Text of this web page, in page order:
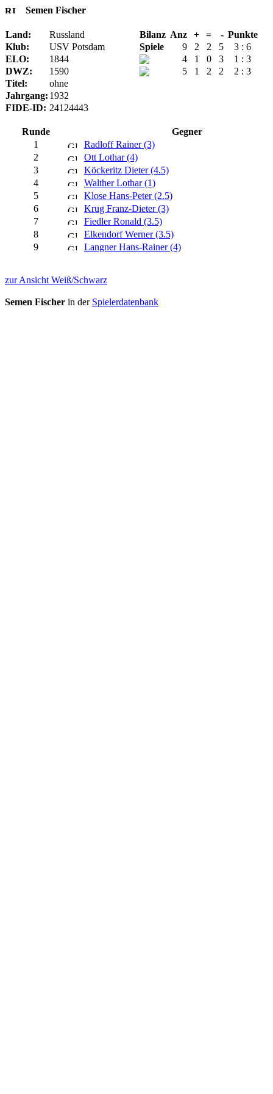
Semen Fischer
Land: Russland Bilanz Anz + = - Punkte
Klub:
USV Potsdam Spiele 9 2 2 5
3 : 6
ELO:
1844 4 1 0 3
1 : 3
DWZ:
1590 5 1 2 2
2 : 3
Titel:
ohne
Jahrgang: 1932
FIDE-ID: 24124443
Runde
Gegner
1
Radloff Rainer (3)
2
Ott Lothar (4)
3
Köckeritz Dieter (4.5)
4
Walther Lothar (1)
5
Klose Hans-Peter (2.5)
6
Krug Franz-Dieter (3)
7
Fiedler Ronald (3.5)
8
Elkendorf Werner (3.5)
9
Langner Hans-Rainer (4)
zur Ansicht Weiß/Schwarz
Semen Fischer in der Spielerdatenbank